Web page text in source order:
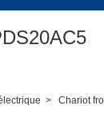
Chariot